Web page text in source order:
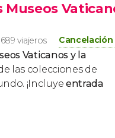
viajeros
Vaticanos y la
las colecciones de
¡Incluye entrada